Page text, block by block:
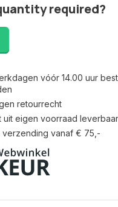
required?
vóór 14.00 uur
retourrecht
uit eigen voorraad leverbaar
verzending vanaf € 75,-